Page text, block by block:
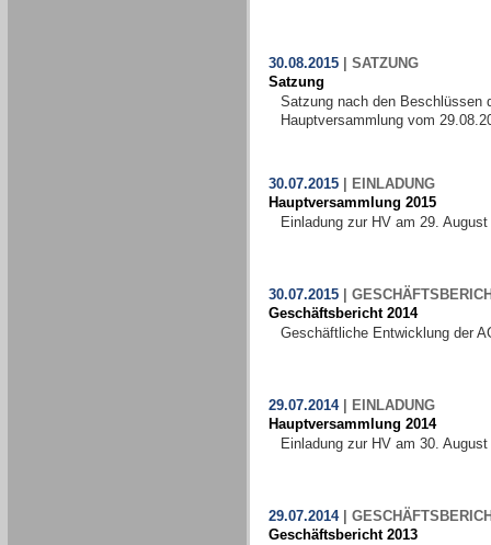
30.08.2015| SATZUNG
Satzung
Satzung nach den Beschlüssen
Hauptversammlung vom
30.07.2015|
EINLADUNG
Hauptversammlung 2015
Einladung zur HV am 29. August
30.07.2015|
Geschäftsbericht 2014
Geschäftliche Entwicklung der
29.07.2014|
EINLADUNG
Hauptversammlung 2014
Einladung zur HV am 30. August
29.07.2014|
Geschäftsbericht 2013